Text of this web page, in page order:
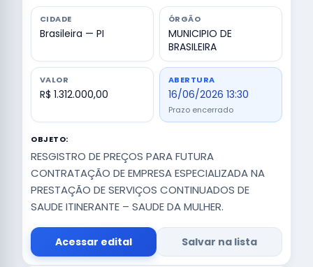
CIDADE
Brasileira — PI
ÓRGÃO
MUNICIPIO DE
BRASILEIRA
VALOR
R$ 1.312.000,00
ABERTURA
16/06/2026 13:30
Prazo encerrado
OBJETO:
RESGISTRO DE PREÇOS PARA FUTURA
CONTRATAÇÃO DE EMPRESA ESPECIALIZADA NA
PRESTAÇÃO DE SERVIÇOS CONTINUADOS DE
SAUDE ITINERANTE – SAUDE DA MULHER.
Acessar edital Salvar na lista